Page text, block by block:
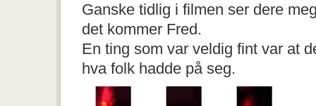
Ganske tidlig i filmen ser dere
det kommer Fred.
En ting som var veldig fint var at
hva folk hadde på seg.